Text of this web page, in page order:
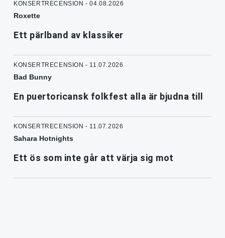
KONSERTRECENSION - 04.08.2026
Roxette
Ett pärlband av klassiker
KONSERTRECENSION - 11.07.2026
Bad Bunny
En puertoricansk folkfest alla är bjudna till
KONSERTRECENSION - 11.07.2026
Sahara Hotnights
Ett ös som inte går att värja sig mot